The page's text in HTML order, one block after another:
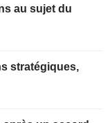
au sujet du
stratégiques,